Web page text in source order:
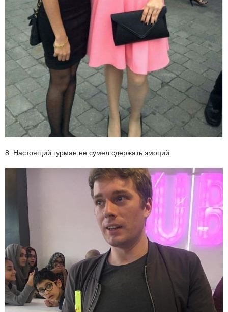
8. Настоящий гурман не сумел сдержать эмоций